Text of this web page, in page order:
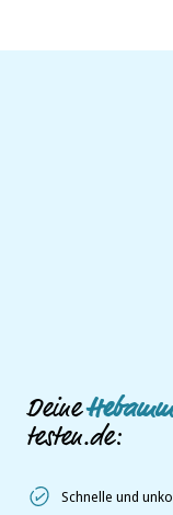
Deine
testen.de:
Schnelle und